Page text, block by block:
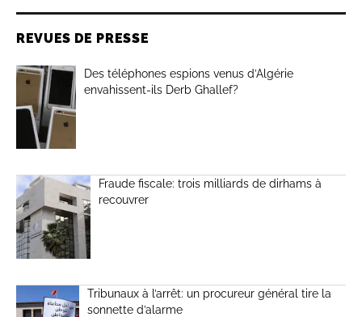
REVUES DE PRESSE
Des téléphones espions venus d’Algérie
envahissent-ils Derb Ghallef?
Fraude fiscale: trois milliards de dirhams à
recouvrer
Tribunaux à l’arrêt: un procureur général tire la
sonnette d’alarme